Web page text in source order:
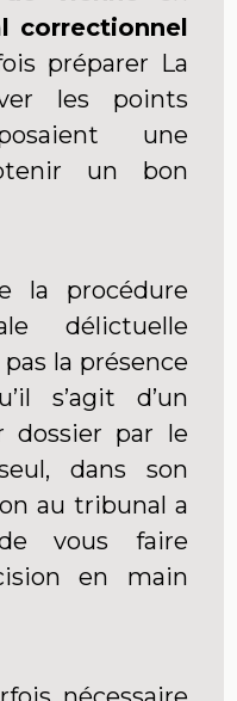
correctionnel
préparer La
les points
une
un bon
la procédure
délictuelle
pas la présence
s’agit d’un
dossier par le
dans son
au tribunal a
vous faire
en main